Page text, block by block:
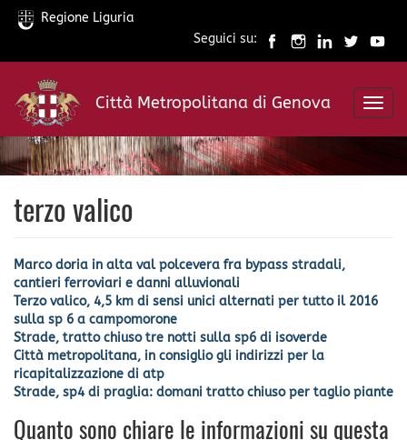
Salta
contenuto
principale
Regione Liguria
Seguici su:
Città Metropolitana di Genova
terzo valico
Marco doria in alta val polcevera fra bypass stradali,
cantieri ferroviari e danni alluvionali
Terzo valico, 4,5 km di sensi unici alternati per tutto il 2016
sulla sp 6 a campomorone
Strade, tratto chiuso tre notti sulla sp6 di isoverde
Città metropolitana, in consiglio gli indirizzi per la
ricapitalizzazione di atp
Strade, sp4 di praglia: domani tratto chiuso per taglio piante
Quanto sono chiare le informazioni su questa